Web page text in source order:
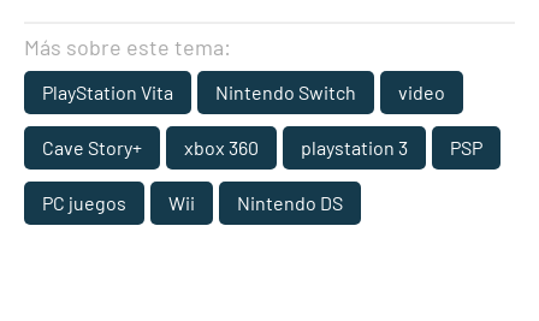
Más sobre este tema:
PlayStation Vita Nintendo Switch video
Cave Story+ xbox 360 playstation 3 PSP
PC juegos Wii Nintendo DS